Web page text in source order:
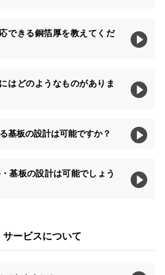
できる銅箔厚を教えてくだ
はどのようなものがありま
基板の設計は可能ですか？
基板の設計は可能でしょう
サービスについて